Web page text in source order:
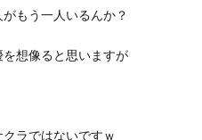
もう一人いるんか？
想像ると思いますが
ラではないですｗ